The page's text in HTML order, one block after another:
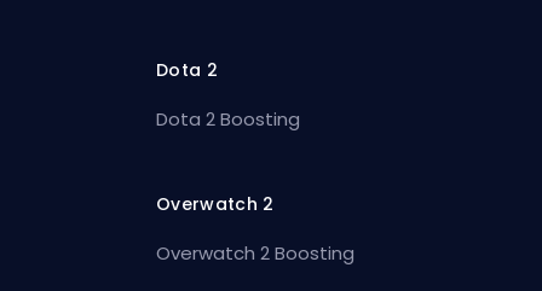
Dota 2
Dota 2 Boosting
Overwatch 2
Overwatch 2 Boosting